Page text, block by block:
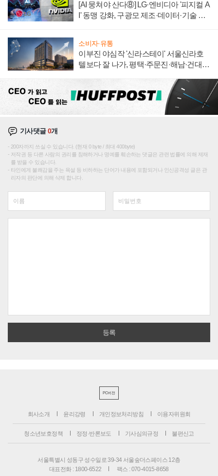
[AI 뭉쳐야 산다⑧] LG·엔비디아 '피지컬 A
I' 동맹 강화, 구광모 제조·데이터·기술 결
소비자·유통
이부진 야심작 '신라스테이' 서울신라호
텔보다 잘 나가, 평택·주문진·해남·건대로
기사댓글0개
200자까지 쓰실 수 있습니다. (현재 0 byte / 최대 400byte)
저작권 등 다른 사람의 권리를 침해하거나 명예를 훼손하는 댓글은 관련 법률에 의해 제재
를 받을 수 있습니다.
타인에게 불쾌감을 주는 욕설 등 비하하는 단어가 내용에 포함되거나 인신공격성 글은 관
리자의 판단에 의해 삭제 합니다.
PC버전
회사소개 윤리강령 개인정보처리방침 이용자위원회
청소년보호정책 정정·반론보도 기사심의규정 불편신고
서울특별시 성동구 성수일로 39-34 서울숲더스페이스 12층
대표전화 : 1800-6522
팩스 : 070-4015-8658